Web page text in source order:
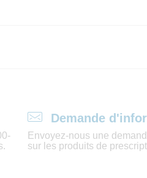
Demande
Envoyez-nous une
sur les produits de